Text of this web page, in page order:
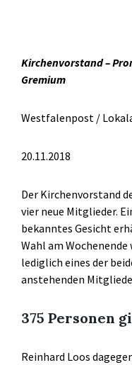
Kirchenvorstand –
Gremium
Westfalenpost /
20.11.2018
Der Kirchenvorstand
vier neue Mitglieder.
bekanntes Gesicht
Wahl am
lediglich eines der
anstehenden
375 Personen
Reinhard Loos